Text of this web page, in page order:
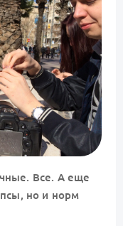
Все. А еще
но и норм